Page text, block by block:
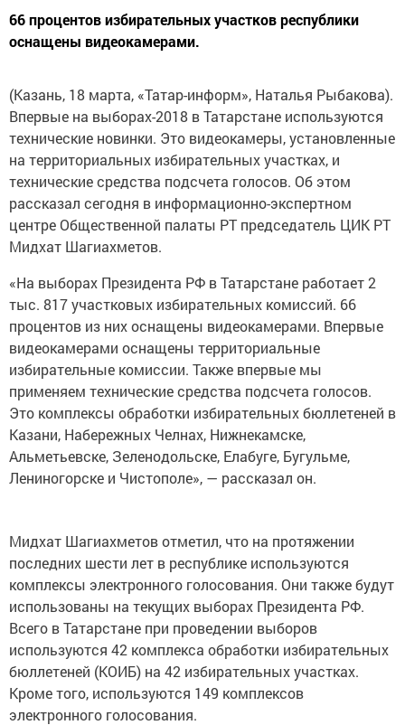
66 процентов избирательных участков республики
оснащены видеокамерами.
(Казань, 18 марта, «Татар-информ», Наталья Рыбакова).
Впервые на выборах-2018 в Татарстане используются
технические новинки. Это видеокамеры, установленные
на территориальных избирательных участках, и
технические средства подсчета голосов. Об этом
рассказал сегодня в информационно-экспертном
центре Общественной палаты РТ председатель ЦИК РТ
Мидхат Шагиахметов.
«На выборах Президента РФ в Татарстане работает 2
тыс. 817 участковых избирательных комиссий. 66
процентов из них оснащены видеокамерами. Впервые
видеокамерами оснащены территориальные
избирательные комиссии. Также впервые мы
применяем технические средства подсчета голосов.
Это комплексы обработки избирательных бюллетеней в
Казани, Набережных Челнах, Нижнекамске,
Альметьевске, Зеленодольске, Елабуге, Бугульме,
Лениногорске и Чистополе», — рассказал он.
Мидхат Шагиахметов отметил, что на протяжении
последних шести лет в республике используются
комплексы электронного голосования. Они также будут
использованы на текущих выборах Президента РФ.
Всего в Татарстане при проведении выборов
используются 42 комплекса обработки избирательных
бюллетеней (КОИБ) на 42 избирательных участках.
Кроме того, используются 149 комплексов
электронного голосования.